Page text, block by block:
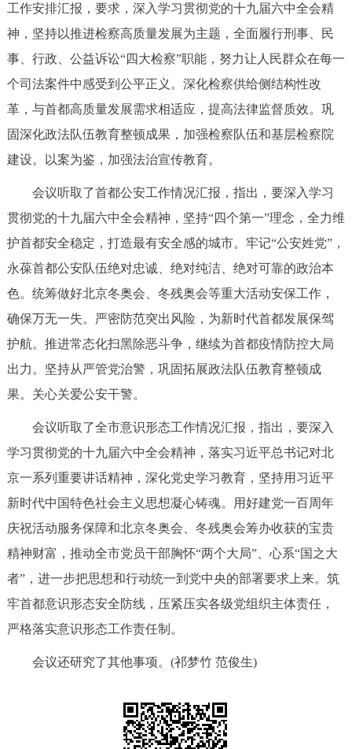
工作安排汇报，要求，深入学习贯彻党的十九届六中全会精
神，坚持以推进检察高质量发展为主题，全面履行刑事、民
事、行政、公益诉讼“四大检察”职能，努力让人民群众在每一
个司法案件中感受到公平正义。深化检察供给侧结构性改
革，与首都高质量发展需求相适应，提高法律监督质效。巩
固深化政法队伍教育整顿成果，加强检察队伍和基层检察院
建设。以案为鉴，加强法治宣传教育。
会议听取了首都公安工作情况汇报，指出，要深入学习
贯彻党的十九届六中全会精神，坚持“四个第一”理念，全力维
护首都安全稳定，打造最有安全感的城市。牢记“公安姓党”，
永葆首都公安队伍绝对忠诚、绝对纯洁、绝对可靠的政治本
色。统筹做好北京冬奥会、冬残奥会等重大活动安保工作，
确保万无一失。严密防范突出风险，为新时代首都发展保驾
护航。推进常态化扫黑除恶斗争，继续为首都疫情防控大局
出力。坚持从严管党治警，巩固拓展政法队伍教育整顿成
果。关心关爱公安干警。
会议听取了全市意识形态工作情况汇报，指出，要深入
学习贯彻党的十九届六中全会精神，落实习近平总书记对北
京一系列重要讲话精神，深化党史学习教育，坚持用习近平
新时代中国特色社会主义思想凝心铸魂。用好建党一百周年
庆祝活动服务保障和北京冬奥会、冬残奥会筹办收获的宝贵
精神财富，推动全市党员干部胸怀“两个大局”、心系“国之大
者”，进一步把思想和行动统一到党中央的部署要求上来。筑
牢首都意识形态安全防线，压紧压实各级党组织主体责任，
严格落实意识形态工作责任制。
会议还研究了其他事项。(祁梦竹 范俊生)